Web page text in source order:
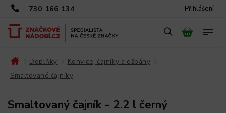
730 166 134 Přihlášení
Doplňky Konvice, čajníky a džbány
Smaltované čajníky
Smaltovaný čajník - 2.2 l černý